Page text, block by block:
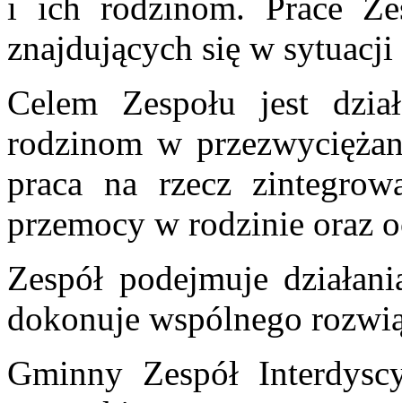
znajdujących się w
Celem Zespołu jest
rodzinom w
praca na rzecz
przemocy w rodzinie oraz
Zespół podejmuje
dokonuje wspólnego
Gminny Zespół